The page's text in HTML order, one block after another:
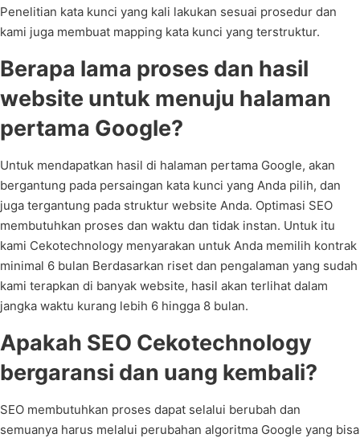
Penelitian kata kunci yang kali lakukan sesuai prosedur dan
kami juga membuat mapping kata kunci yang terstruktur.
Berapa lama proses dan hasil
website untuk menuju halaman
pertama Google?
Untuk mendapatkan hasil di halaman pertama Google, akan
bergantung pada persaingan kata kunci yang Anda pilih, dan
juga tergantung pada struktur website Anda. Optimasi SEO
membutuhkan proses dan waktu dan tidak instan. Untuk itu
kami Cekotechnology menyarakan untuk Anda memilih kontrak
minimal 6 bulan Berdasarkan riset dan pengalaman yang sudah
kami terapkan di banyak website, hasil akan terlihat dalam
jangka waktu kurang lebih 6 hingga 8 bulan.
Apakah SEO Cekotechnology
bergaransi dan uang kembali?
SEO membutuhkan proses dapat selalui berubah dan
semuanya harus melalui perubahan algoritma Google yang bisa